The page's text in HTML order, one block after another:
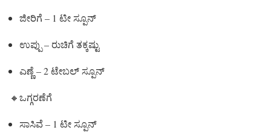
ಜೀರಿಗೆ – 1 ಟೀ ಸ್ಪೂನ್
ಉಪ್ಪು – ರುಚಿಗೆ ತಕ್ಕಷ್ಟು
ಎಣ್ಣೆ – 2 ಟೇಬಲ್ ಸ್ಪೂನ್
🔸ಒಗ್ಗರಣೆಗೆ
ಸಾಸಿವೆ – 1 ಟೀ ಸ್ಪೂನ್